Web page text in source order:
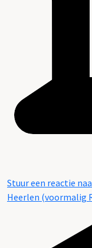
Stuur een reactie
Heerlen (voormalig